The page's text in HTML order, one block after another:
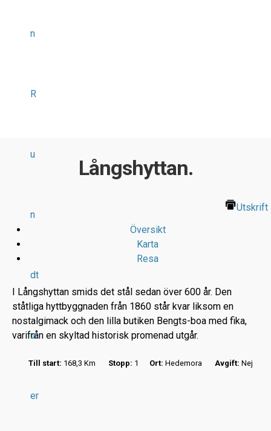
n
R
u
n
dt
ur
er
Långshyttan.
Utskrift
Översikt
Karta
Resa
I Långshyttan smids det stål sedan över 600 år. Den
ståtliga hyttbyggnaden från 1860 står kvar liksom en
nostalgimack och den lilla butiken Bengts-boa med fika,
varifrån en skyltad historisk promenad utgår.
Till start: 168,3 Km Stopp: 1 Ort: Hedemora Avgift: Nej